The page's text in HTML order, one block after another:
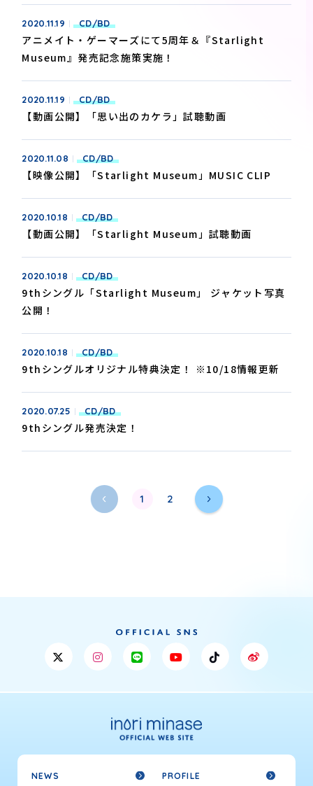
2020.11.19 CD/BD
アニメイト・ゲーマーズにて5周年＆『Starlight
Museum』発売記念施策実施！
2020.11.19 CD/BD
【動画公開】「思い出のカケラ」試聴動画
2020.11.08 CD/BD
【映像公開】「Starlight Museum」MUSIC CLIP
2020.10.18 CD/BD
【動画公開】「Starlight Museum」試聴動画
2020.10.18 CD/BD
9thシングル「Starlight Museum」 ジャケット写真
公開！
2020.10.18 CD/BD
9thシングルオリジナル特典決定！ ※10/18情報更新
2020.07.25 CD/BD
9thシングル発売決定！
1 2
NEWS PROFILE